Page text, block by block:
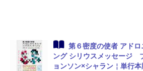
第６密度の使者 アドロ
ング シリウスメッセージ
ョンソン×シャラン￤単行